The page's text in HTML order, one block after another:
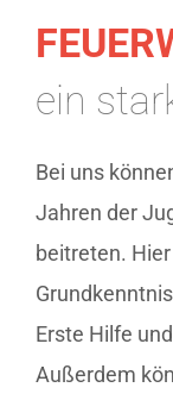
ein
Bei uns
Jahren der
beitreten.
Erste Hilfe
Außerdem